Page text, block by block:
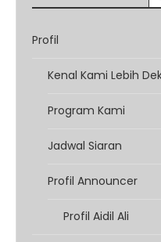
Profil
Kenal Kami Lebih
Program Kami
Jadwal Siaran
Profil Announcer
Profil Aidil Ali